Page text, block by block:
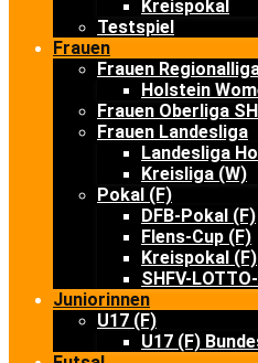
Kreispokal
Testspiel
Frauen
Frauen
Holstein
Frauen Oberliga SH
Frauen Landesliga
Landesliga
Kreisliga (W)
Pokal (F)
DFB-Pokal (F)
Flens-Cup (F)
Kreispokal (F)
SHFV-
Juniorinnen
U17 (F)
U17 (F)